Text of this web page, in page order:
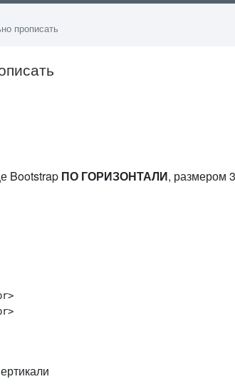
прописать
Bootstrap ПО ГОРИЗОНТАЛИ, размером